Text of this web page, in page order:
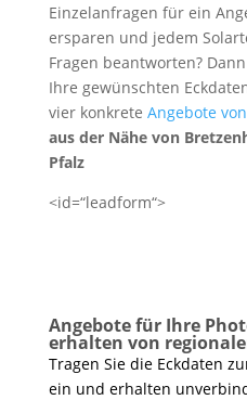
Einzelanfragen für ein
ersparen und jedem
Fragen beantworten?
Ihre gewünschten
vier konkrete Angebote von
aus der Nähe von
Pfalz
<id=“leadform“>
Angebote für Ihre
erhalten von
Tragen Sie die Eckdaten
ein und erhalten